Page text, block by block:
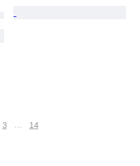
3 … 14